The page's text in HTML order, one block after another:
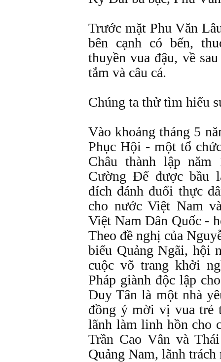
Trước mặt Phu Văn
bên cạnh có bến,
thuyền vua đậu, về
tắm và câu cá.
Chúng ta thử tìm hiểu
Vào khoảng tháng 5
Phục Hội - một tổ
Châu thành lập
Cường Để được bầu
đích đánh đuổi thực
cho nước Việt Nam
Việt Nam Dân Quốc -
Theo đề nghị của
biểu Quảng Ngãi, hội
cuộc võ trang khởi
Pháp giành độc lập
Duy Tân là một nhà
đồng ý mời vị vua trẻ
lãnh làm linh hồn cho
Trần Cao Vân và
Quảng Nam, lãnh